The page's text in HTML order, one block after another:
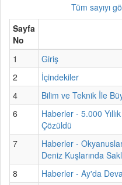
Tüm sayıyı
Sayfa
No
1
Giriş
2
İçindekiler
4
Bilim ve Teknik İle
6
Haberler - 5.000
Çözüldü
7
Haberler -
Deniz Kuşlarında
8
Haberler - Ay'da